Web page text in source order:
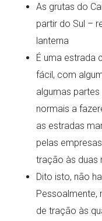
As grutas do
partir do Sul –
lanterna
É uma estrada
fácil, com
algumas
normais a
as estradas
pelas
tração às duas
Dito isto, não
Pessoalmente,
de tração às